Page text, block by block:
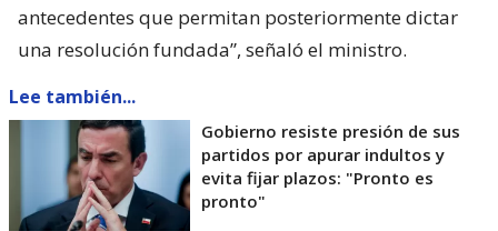
antecedentes que permitan posteriormente dictar
una resolución fundada”, señaló el ministro.
Lee también...
Gobierno resiste presión de sus
partidos por apurar indultos y
evita fijar plazos: "Pronto es
pronto"